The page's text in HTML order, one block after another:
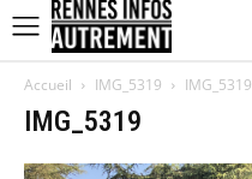
Accueil IMG_5319 IMG_5319
IMG_5319